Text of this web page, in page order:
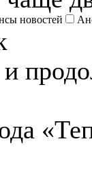
новостей